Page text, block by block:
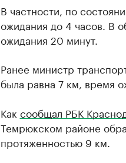
В частности, по
ожидания до 4 часов. В
ожидания 20 минут.
Ранее министр
была равна 7 км, время
Как сообщал РБК
Темрюкском районе
протяженностью 9 км.